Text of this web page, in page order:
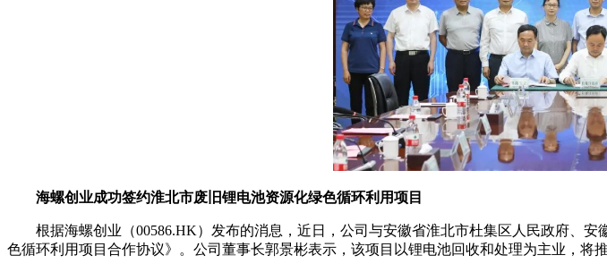
海螺创业成功签约淮北市废旧锂电池资源化绿色循环利用项目
根据海螺创业（00586.HK）发布的消息，近日，公司与安徽省淮北市杜集区人民政府、
色循环利用项目合作协议》。公司董事长郭景彬表示，该项目以锂电池回收和处理为主业，将